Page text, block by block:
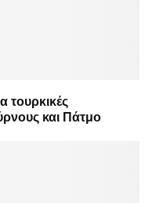
τουρκικές
και Πάτμο